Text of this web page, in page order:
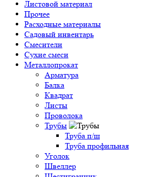
Листовой материал
Прочее
Расходные материалы
Садовый инвентарь
Смесители
Сухие смеси
Металлопрокат
Арматура
Балка
Квадрат
Листы
Проволока
Трубы
Труба п/ш
Труба профильная
Уголок
Швеллер